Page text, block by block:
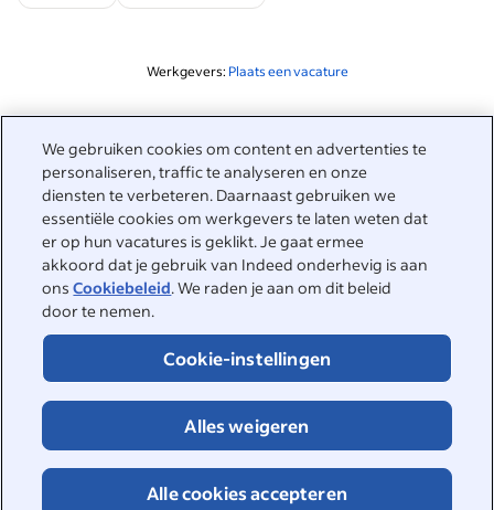
We gebruiken cookies om content en advertenties te
personaliseren, traffic te analyseren en onze
diensten te verbeteren. Daarnaast gebruiken we
essentiële cookies om werkgevers te laten weten dat
er op hun vacatures is geklikt. Je gaat ermee
akkoord dat je gebruik van Indeed onderhevig is aan
onsCookiebeleid. We raden je aan om dit beleid
door te nemen.
Cookie-instellingen
Alles weigeren
Alle cookies accepteren
Werkgevers: Plaats een vacature
Gerelateerd aan deze zoekopdracht
&nbsp;
Inloggen
&nbsp;
Werkzoekenden
Help
Carrièregids
Werken bij Indeed
Vacatures zoeken
&nbsp;
Werkgevers
Plaats een vacature
Indeed Events
&nbsp;
Over Indeed
Cookies
&nbsp;
Toegankelijkheid bij IndeedPrivacycenter en Ad Choices
Pagina Online veiligheidVoorwaarden